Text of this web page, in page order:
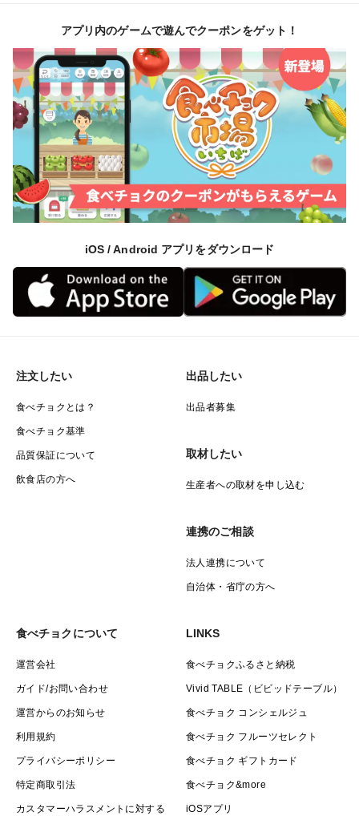
アプリ内のゲームで遊んでクーポンをゲット！
iOS / Android アプリをダウンロード
注文したい
食べチョクとは？
食べチョク基準
品質保証について
飲食店の方へ
出品したい
出品者募集
取材したい
生産者への取材を申し込む
連携のご相談
法人連携について
自治体・省庁の方へ
食べチョクについて
運営会社
ガイド/お問い合わせ
運営からのお知らせ
利用規約
プライバシーポリシー
特定商取引法
カスタマーハラスメントに対する
LINKS
食べチョクふるさと納税
Vivid TABLE（ビビッドテーブル）
食べチョク コンシェルジュ
食べチョク フルーツセレクト
食べチョク ギフトカード
食べチョク&more
iOSアプリ